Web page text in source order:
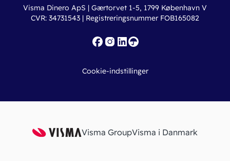
Erhvervslån
Fakturaskabeloner
Online regnskabskurser
Ny virksomhed
Iværksætterlegat
Visma Dinero ApS | Gærtorvet 1-5, 1799 København V
CVR: 34731543 | Registreringsnummer FOB165082
Cookie-indstillinger
Visma GroupVisma i Danmark